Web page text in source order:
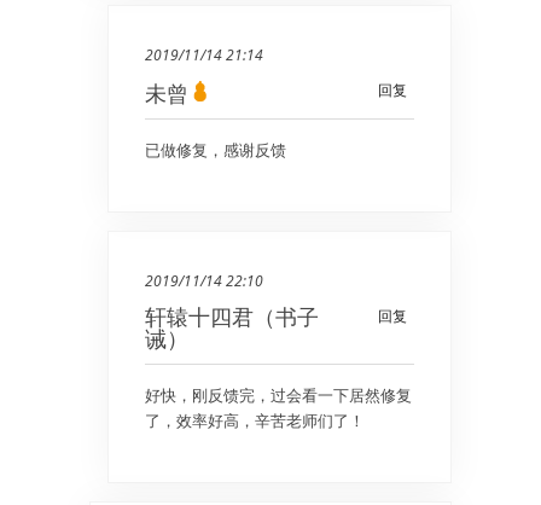
2019/11/14 21:14
回复
未曾
已做修复，感谢反馈
2019/11/14 22:10
回复
轩辕十四君（书子
诫）
好快，刚反馈完，过会看一下居然修复
了，效率好高，辛苦老师们了！